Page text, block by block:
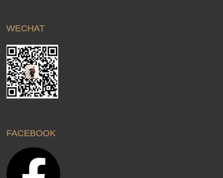
WECHAT
FACEBOOK